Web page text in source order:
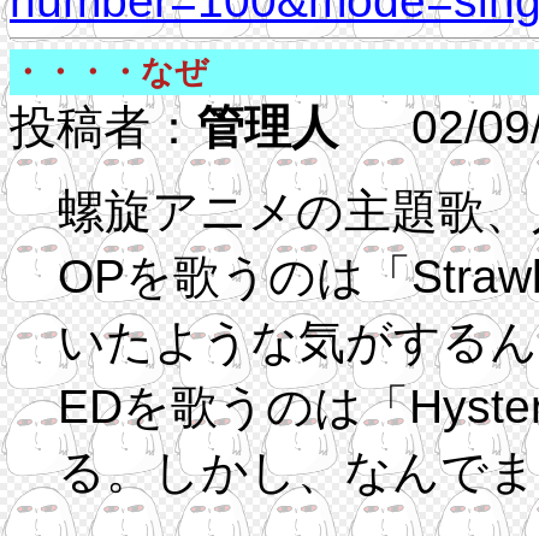
・・・・なぜ
投稿者：管理人 02/09/
螺旋アニメの主題歌
OPを歌うのは「Strawberry JAM」。
いたような気がする
EDを歌うのは「Hysteric Blue」。これは
る。しかし、なんで